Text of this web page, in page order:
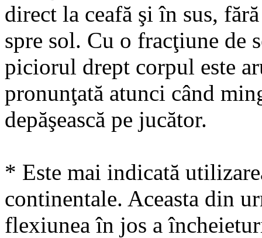
direct la ceafă şi în sus,
spre sol. Cu o fracţiune de
piciorul drept corpul este
pronunţată atunci când
depăşească pe jucător.
* Este mai indicată
continentale. Aceasta din
flexiunea în jos a